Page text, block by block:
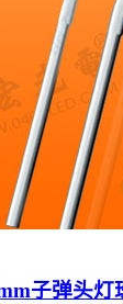
子弹头灯